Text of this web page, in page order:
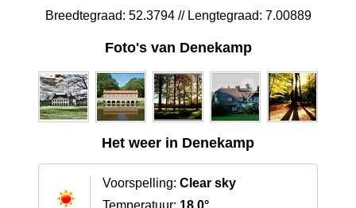
Breedtegraad: 52.3794 // Lengtegraad: 7.00889
Foto's van Denekamp
Het weer in Denekamp
Voorspelling: Clear sky